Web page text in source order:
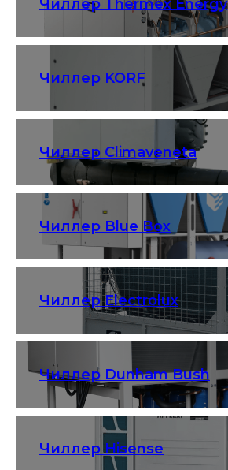
Чиллер Thermex Energy
Чиллер KORF
Чиллер Climaveneta
Чиллер Blue Box
Чиллер Electrolux
Чиллер Dunham Bush
Чиллер Hisense